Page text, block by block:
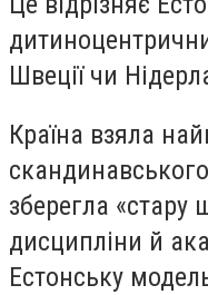
Швеції чи
Країна взяла
зберегла «стару
дисципліни й
Естонську